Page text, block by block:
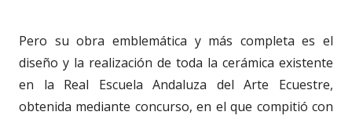
Pero su obra emblemática y más completa es el
diseño y la realización de toda la cerámica existente
en la Real Escuela Andaluza del Arte Ecuestre,
obtenida mediante concurso, en el que compitió con